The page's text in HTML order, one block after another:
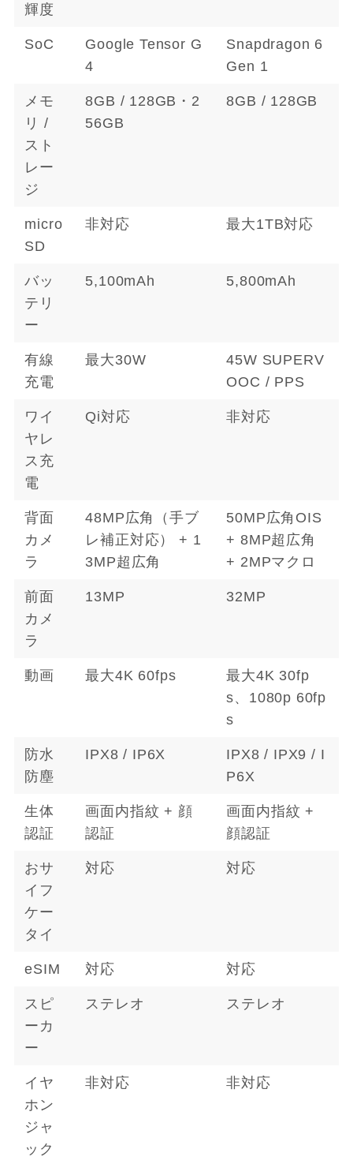
輝度
SoC
Google Tensor G
4
Snapdragon 6
Gen 1
メモ
リ /
スト
レー
ジ
8GB / 128GB・2
56GB
8GB / 128GB
micro
SD
非対応 最大1TB対応
バッ
テリ
ー
5,100mAh 5,800mAh
有線
充電
最大30W
45W SUPERV
OOC / PPS
ワイ
ヤレ
ス充
電
Qi対応 非対応
背面
カメ
ラ
48MP広角（手ブ
レ補正対応） + 1
3MP超広角
50MP広角OIS
+ 8MP超広角
+ 2MPマクロ
前面
カメ
ラ
13MP 32MP
動画 最大4K 60fps
最大4K 30fp
s、1080p 60fp
s
防水
防塵
IPX8 / IP6X
IPX8 / IPX9 / I
P6X
生体
認証
画面内指紋 + 顔
認証
画面内指紋 +
顔認証
おサ
イフ
ケー
タイ
対応 対応
eSIM 対応 対応
スピ
ーカ
ー
ステレオ ステレオ
イヤ
ホン
ジャ
ック
非対応 非対応